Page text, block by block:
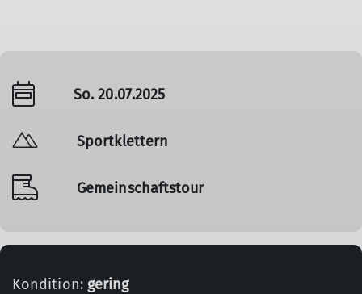
So. 20.07.2025
Sportklettern
Gemeinschaftstour
Kondition: gering